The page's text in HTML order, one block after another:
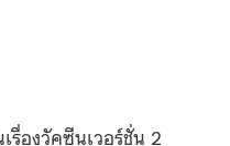
รื่องวัคซีนเวอร์ชั่น 2